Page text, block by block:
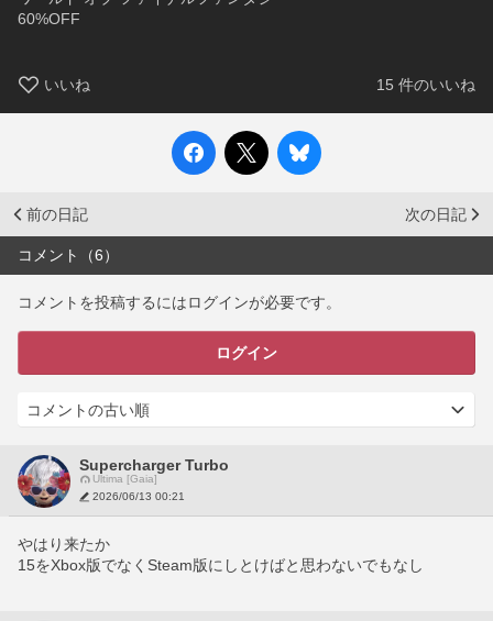
60%OFF
いいね 15 件のいいね
前の日記 次の日記
コメント（6）
コメントを投稿するにはログインが必要です。
ログイン
Supercharger Turbo
Ultima [Gaia]
2026/06/13 00:21
やはり来たか
15をXbox版でなくSteam版にしとけばと思わないでもなし